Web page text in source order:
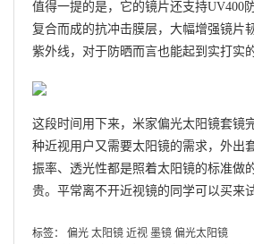
值得一提的是，它的镜片还支持UV400
复合而成的抗冲击膜层，大幅增强镜片
紫外线，对于防晒而言也能起到实打实
这段时间用下来，米家偏光太阳镜套镜
种近视用户又需要太阳镜的需求，外出
振率、透光性都是照着太阳镜的标准做
贵。平常离不开近视镜的同学可以买来试
标签： 偏光 太阳镜 近视 墨镜 偏光太阳镜